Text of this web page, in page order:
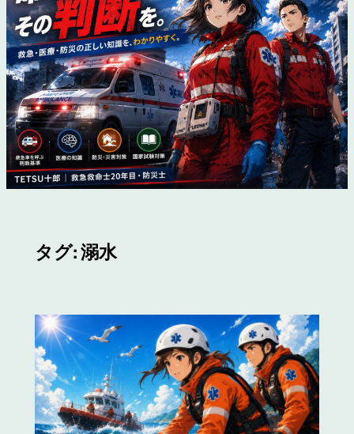
タグ:溺水